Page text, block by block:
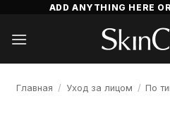
content
ADD ANYTHING HERE
Главная / Уход за лицом / По